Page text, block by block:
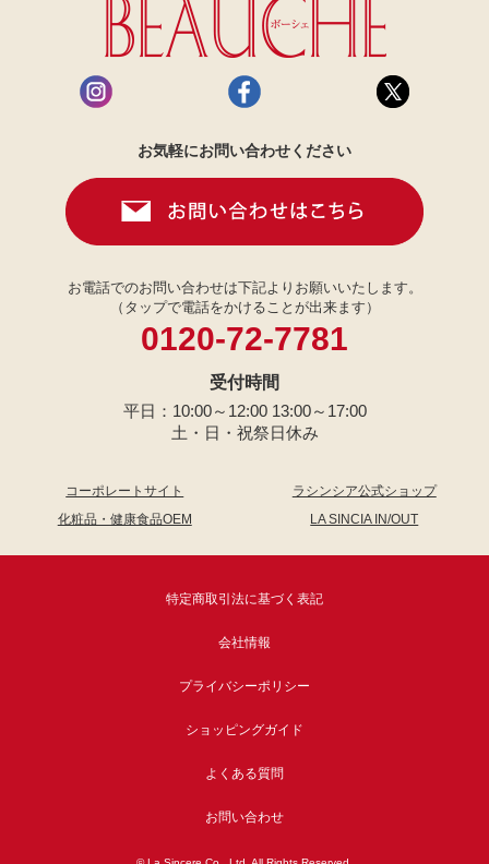
お気軽にお問い合わせください
お電話でのお問い合わせは下記よりお願いいたします。
（タップで電話をかけることが出来ます）
0120-72-7781
受付時間
平日：10:00～12:00 13:00～17:00
土・日・祝祭日休み
コーポレートサイト
ラシンシア公式ショップ
化粧品・健康食品OEM
LA SINCIA IN/OUT
特定商取引法に基づく表記
会社情報
プライバシーポリシー
ショッピングガイド
よくある質問
お問い合わせ